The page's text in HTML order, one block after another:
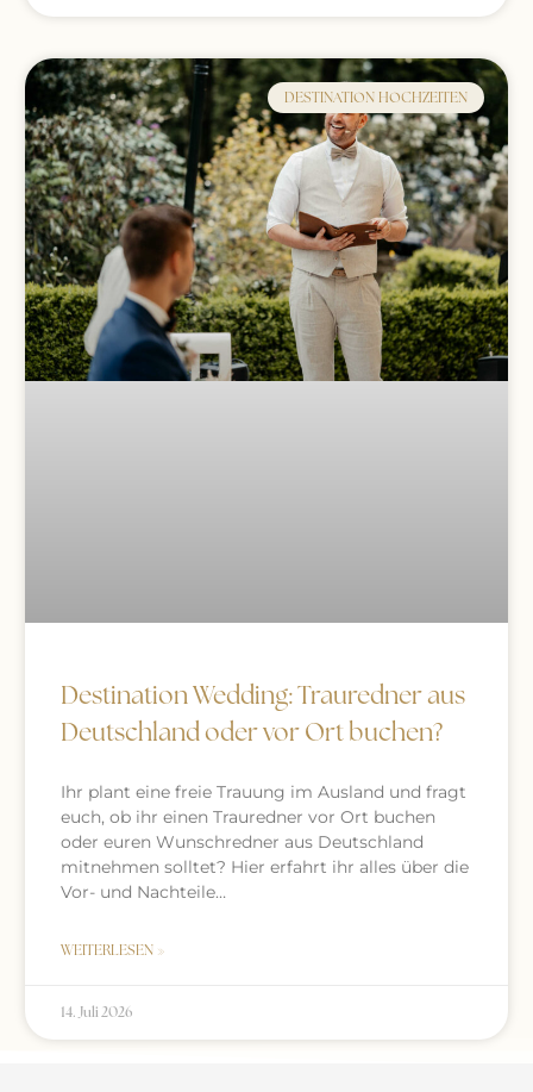
DESTINATION HOCHZEITEN
Destination Wedding: Trauredner aus
Deutschland oder vor Ort buchen?
Ihr plant eine freie Trauung im Ausland und fragt
euch, ob ihr einen Trauredner vor Ort buchen
oder euren Wunschredner aus Deutschland
mitnehmen solltet? Hier erfahrt ihr alles über die
Vor- und Nachteile…
WEITERLESEN »
14. Juli 2026